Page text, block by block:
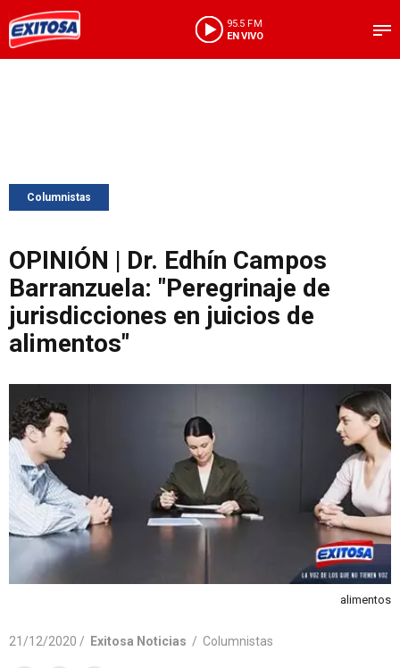
95.5 FM
EN VIVO
Columnistas
OPINIÓN | Dr. Edhín Campos
Barranzuela: "Peregrinaje de
jurisdicciones en juicios de
alimentos"
alimentos
21/12/2020 / Exitosa Noticias / Columnistas